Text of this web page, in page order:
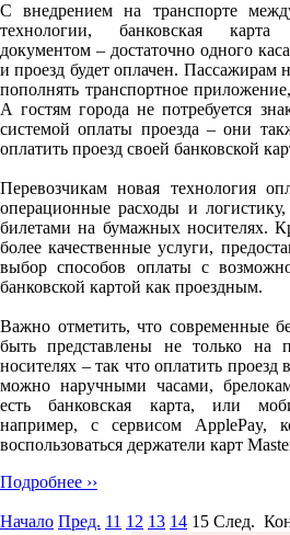
С внедрением на транспорте
технологии, банковская карта
документом – достаточно одного
и проезд будет оплачен. Пассажирам
пополнять транспортное
А гостям города не потребуется
системой оплаты проезда – они
оплатить проезд своей банковской
Перевозчикам новая технология
операционные расходы и
билетами на бумажных носителях.
более качественные услуги,
выбор способов оплаты с
банковской картой как проездным.
Важно отметить, что современные
быть представлены не только на
носителях – так что оплатить проезд
можно наручными часами,
есть банковская карта, или
например, с сервисом ApplePay,
воспользоваться держатели карт
Подробнее ››
Начало Пред. 11 12 13 14 15 След.